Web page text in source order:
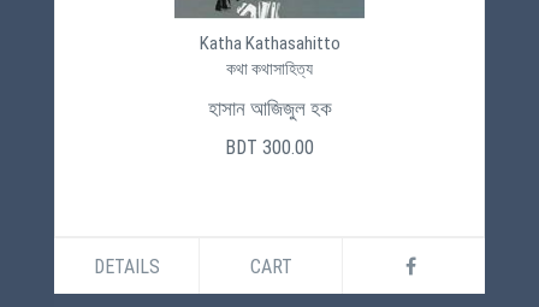
Katha Kathasahitto
কথা কথাসাহিত্য
হাসান আজিজুল হক
BDT 300.00
DETAILS CART